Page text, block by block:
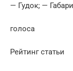
— Гудок; —
голоса
Рейтинг статьи